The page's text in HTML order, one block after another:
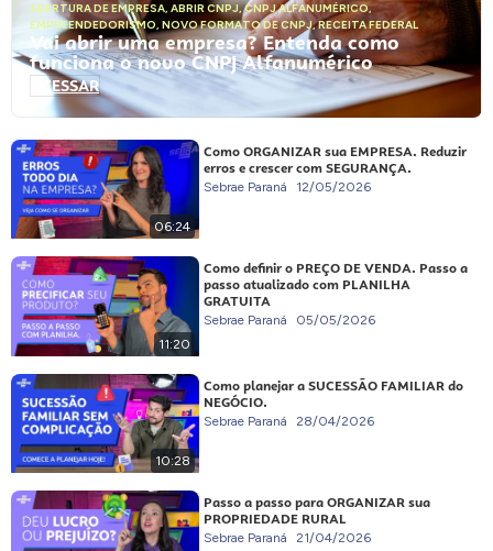
ABERTURA DE EMPRESA, ABRIR CNPJ,CNPJ ALFANUMÉRICO,
EMPREENDEDORISMO, NOVO FORMATO DE CNPJ,RECEITA FEDERAL
Vai abrir uma empresa? Entenda como
funciona o novo CNPJ Alfanumérico
ACESSAR
06:24
Como ORGANIZAR sua EMPRESA. Reduzir
erros e crescer com SEGURANÇA.
Sebrae Paraná 12/05/2026
11:20
Como definir o PREÇO DE VENDA. Passo a
passo atualizado com PLANILHA
GRATUITA
Sebrae Paraná 05/05/2026
10:28
Como planejar a SUCESSÃO FAMILIAR do
NEGÓCIO.
Sebrae Paraná 28/04/2026
Passo a passo para ORGANIZAR sua
PROPRIEDADE RURAL
Sebrae Paraná 21/04/2026